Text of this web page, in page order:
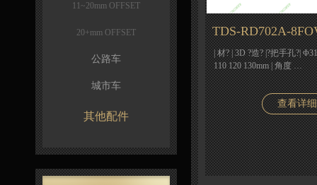
11~20mm OFFSET
20+mm OFFSET
公路车
城市车
其他配件
TDS-RD702A-
| 材? | 3D ?造? |?把手孔?|
110 120 130mm | 角度 …
查看详细